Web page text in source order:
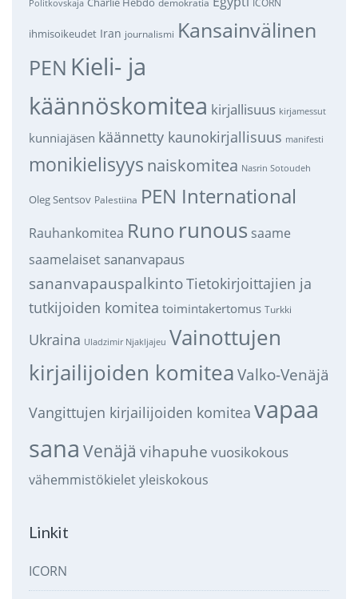
Politkovskaja
ihmisoikeudet Iran journalismi Kansainvälinen
PEN Kieli- ja
käännöskomitea kirjallisuus kirjamessut
kunniajäsen käännetty kaunokirjallisuus manifesti
monikielisyys naiskomitea Nasrin Sotoudeh
Oleg Sentsov Palestiina PEN International
Rauhankomitea Runo runous saame
saamelaiset sananvapaus
sananvapauspalkintoTietokirjoittajien ja
tutkijoiden komitea toimintakertomus Turkki
Ukraina Uladzimir Njakljajeu Vainottujen
kirjailijoiden komitea Valko-Venäjä
Vangittujen kirjailijoiden komitea vapaa
sana Venäjä vihapuhe vuosikokous
vähemmistökieletyleiskokous
Linkit
ICORN